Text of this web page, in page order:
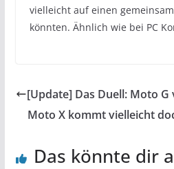
vielleicht auf einen
könnten. Ähnlich wie bei PC
[Update] Das Duell: Moto G
Moto X kommt vielleicht
Das könnte dir